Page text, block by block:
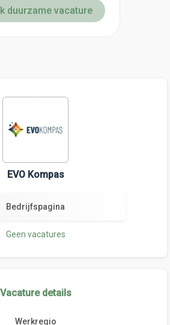
duurzame vacature
EVO Kompas
Bedrijfspagina
Geen vacatures
Vacature details
Werkregio